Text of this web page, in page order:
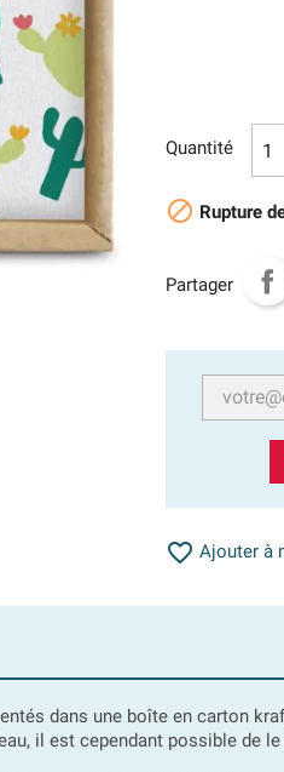
Quantité
 Rupture
Partager
 Ajouter à
dans une boîte en carton
il est cependant possible de